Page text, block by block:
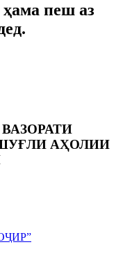
пеш аз
АҲОЛИИ